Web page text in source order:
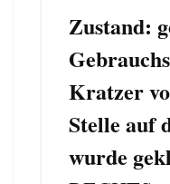
Zustand:
Kratzer
Stelle auf
wurde